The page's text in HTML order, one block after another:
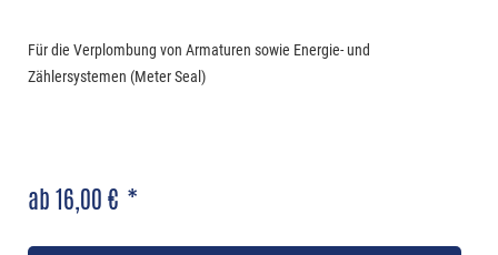
Für die Verplombung von Armaturen sowie Energie- und
Zählersystemen (Meter Seal)
ab 16,00 € *